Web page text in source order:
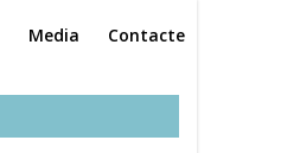
Media Contacte